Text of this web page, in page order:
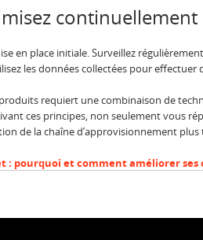
continuellement
en place initiale. Surveillez
les données collectées pour
requiert une combinaison de
ces principes, non seulement vous
de la chaîne d’approvisionnement
: pourquoi et comment améliorer ses